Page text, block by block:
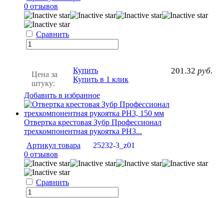
0 отзывов
Сравнить
Цена за
штуку:
201.32 руб.
Купить
Купить в 1 клик
Добавить в избранное
Отвертка крестовая Зубр Профессионал
трехкомпонентная рукоятка PH3...
Артикул товара
25232-3_z01
0 отзывов
Сравнить